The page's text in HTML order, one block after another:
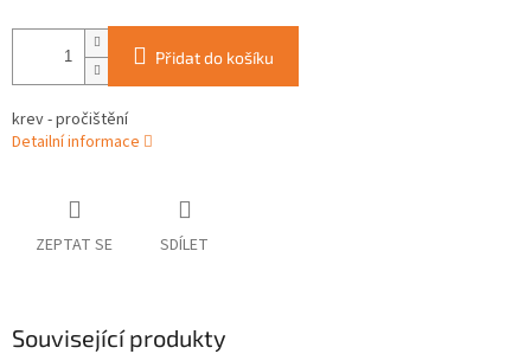
Přidat do košíku
krev - pročištění
Detailní informace
ZEPTAT SE SDÍLET
Související produkty